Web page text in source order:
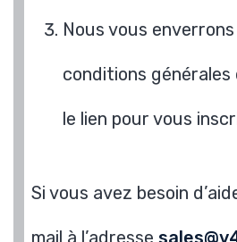
Nous vous
conditions générales
le lien pour vous
Si vous avez besoin
mail à l’adresse